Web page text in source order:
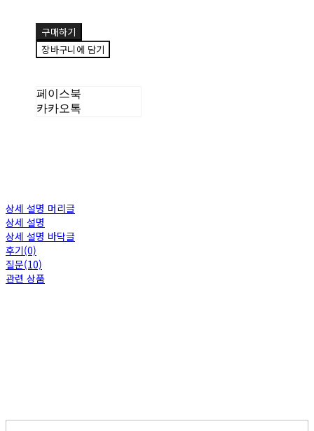
구매하기
장바구니에 담기
페이스북
카카오톡
상세 설명 머리글
상세 설명
상세 설명 바닥글
후기(0)
질문(10)
관련 상품